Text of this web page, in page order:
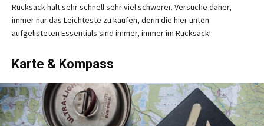
Rucksack halt sehr schnell sehr viel schwerer. Versuche daher,
immer nur das Leichteste zu kaufen, denn die hier unten
aufgelisteten Essentials sind immer, immer im Rucksack!
Karte & Kompass